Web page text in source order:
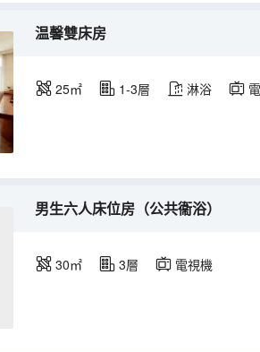
温馨雙床房
25㎡ 1-3層 淋浴
男生六人床位房（公共衞浴）
30㎡ 3層 電視機